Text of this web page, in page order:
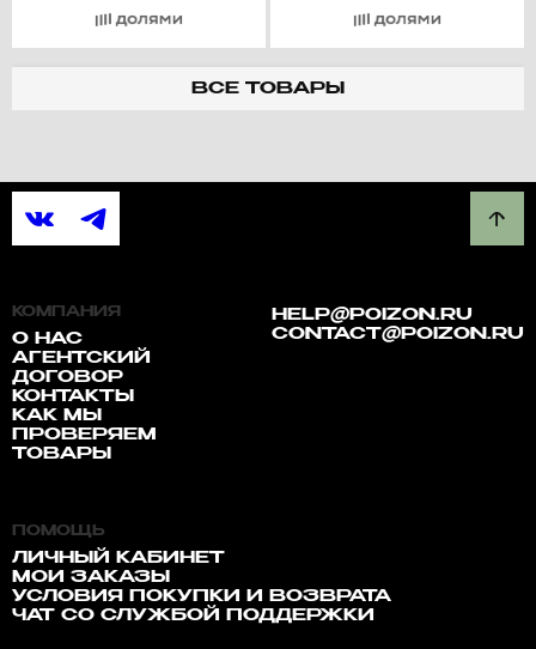
UNISEX BLACK
ВСЕ ТОВАРЫ
КОМПАНИЯ
О НАС
АГЕНТСКИЙ
ДОГОВОР
КОНТАКТЫ
КАК МЫ
ПРОВЕРЯЕМ
ТОВАРЫ
HELP@POIZON.RU
CONTACT@POIZON.RU
ПОМОЩЬ
ЛИЧНЫЙ КАБИНЕТ
МОИ ЗАКАЗЫ
УСЛОВИЯ ПОКУПКИ И ВОЗВРАТА
ЧАТ СО СЛУЖБОЙ ПОДДЕРЖКИ